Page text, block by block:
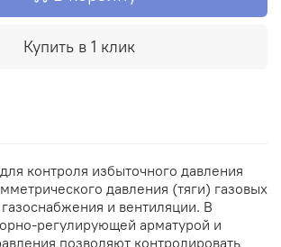
Купить в 1 клик
контроля избыточного давления
давления (тяги) газовых
и вентиляции. В
регулирующей арматурой и
позволяют контролировать